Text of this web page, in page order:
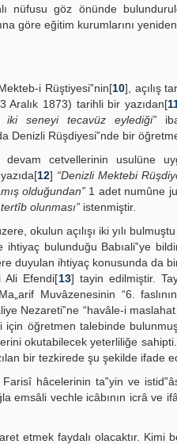
nüfusu göz önünde
göre eğitim kurumlarını
i Rüştiyesi‟nin[10], açılış
Aralık 1873) tarihli bir yazıdan[
iki seneyi tecavüz eylediği”
Denizli Rüşdiyesi‟nde bir
cetvellerinin usulüne
12] “Denizli Mektebi
olduğundan” 1 adet numûne
olunması” istenmiştir.
okulun açılışı iki yılı
bulunduğu Babıali‟ye
duyulan ihtiyaç konusunda da
Ali Efendi[13] tayin edilmiştir.
Muvâzenesinin “6.
Nezareti‟ne “havâle-i
öğretmen talebinde
okutabilecek yeterliliğe
bir tezkirede şu şekilde ifade
hâcelerinin ta‟yin ve
emsâli vechle icâbının icrâ ve
etmek faydalı olacaktır. Kimi